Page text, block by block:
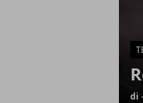
di